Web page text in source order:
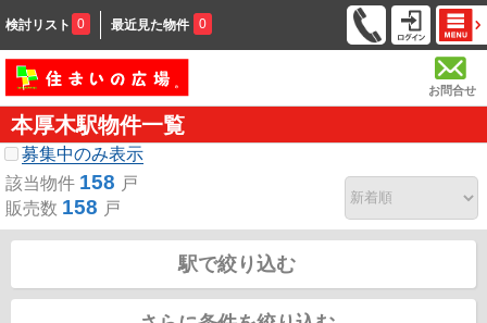
検討リスト 0 最近見た物件 0
お問合せ
本厚木駅物件一覧
募集中のみ表示
該当物件 158 戸
販売数 158 戸
駅で絞り込む